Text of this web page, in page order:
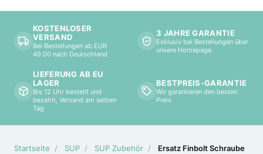
KOSTENLOSER
VERSAND
Bei Bestellungen ab EUR
49.00 nach Deutschland
3 JAHRE GARANTIE
Exklusiv bei Bestellungen über
unsere Homepage
LIEFERUNG AB EU
LAGER
Bis 12 Uhr bestellt und
bezahlt, Versand am selben
Tag
BESTPREIS-GARANTIE
Wir garantieren den besten
Preis
Startseite / SUP / SUP Zubehör /
Ersatz Finbolt Schraube